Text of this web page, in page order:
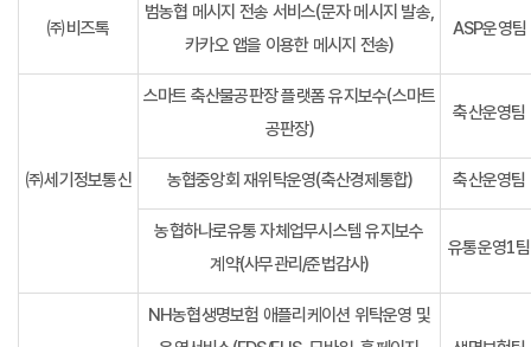
㈜비즈톡
범농협 메시지 전송 서비스(문자 메시지 발송,
카카오 앱을 이용한 메시지 전송)
ASP운영팀
㈜세기정보통신
스마트 축산물공판장 플랫폼 유지보수(스마트
공판장)
축산운영팀
농협중앙회 재위탁운영(축산경제통합) 축산운영팀
농협하나로유통 자체업무시스템 유지보수
계약(사무관리/준법감사)
유통운영1팀
NH농협생명보험 애플리케이션 위탁운영 및